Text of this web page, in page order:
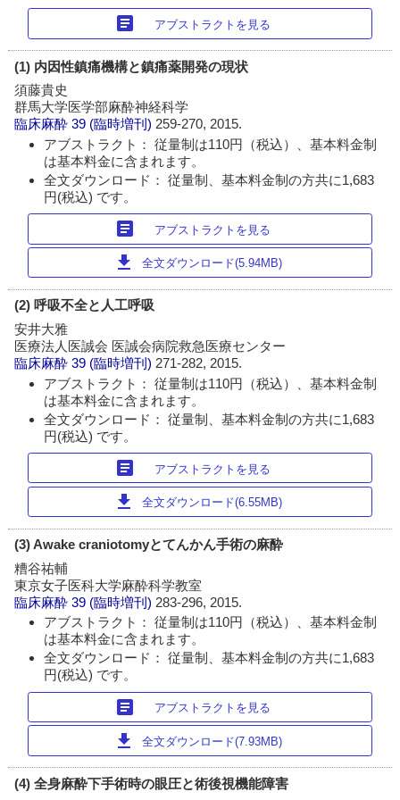
article アブストラクトを見る
(1) 内因性鎮痛機構と鎮痛薬開発の現状
須藤貴史
群馬大学医学部麻酔神経科学
臨床麻酔 39 (臨時増刊) 259-270, 2015.
アブストラクト： 従量制は110円（税込）、基本料金制
は基本料金に含まれます。
全文ダウンロード： 従量制、基本料金制の方共に1,683
円(税込) です。
article アブストラクトを見る
download 全文ダウンロード(5.94MB)
(2) 呼吸不全と人工呼吸
安井大雅
医療法人医誠会 医誠会病院救急医療センター
臨床麻酔 39 (臨時増刊) 271-282, 2015.
アブストラクト： 従量制は110円（税込）、基本料金制
は基本料金に含まれます。
全文ダウンロード： 従量制、基本料金制の方共に1,683
円(税込) です。
article アブストラクトを見る
download 全文ダウンロード(6.55MB)
(3) Awake craniotomyとてんかん手術の麻酔
糟谷祐輔
東京女子医科大学麻酔科学教室
臨床麻酔 39 (臨時増刊) 283-296, 2015.
アブストラクト： 従量制は110円（税込）、基本料金制
は基本料金に含まれます。
全文ダウンロード： 従量制、基本料金制の方共に1,683
円(税込) です。
article アブストラクトを見る
download 全文ダウンロード(7.93MB)
(4) 全身麻酔下手術時の眼圧と術後視機能障害